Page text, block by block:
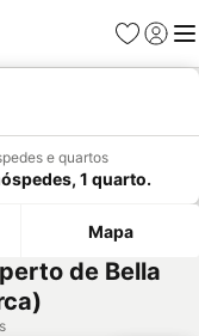
Favoritos
Iniciar
e quartos
1 quarto.
Mapa
de Bella